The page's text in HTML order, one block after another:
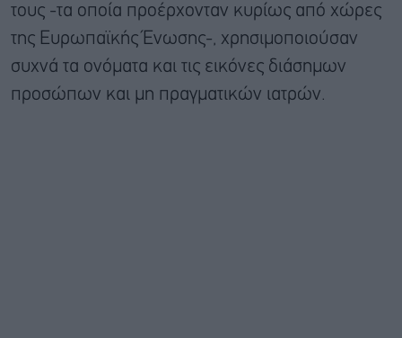
τους -τα οποία προέρχονταν κυρίως από χώρες
της Ευρωπαϊκής Ένωσης-, χρησιμοποιούσαν
συχνά τα ονόματα και τις εικόνες διάσημων
προσώπων και μη πραγματικών ιατρών.